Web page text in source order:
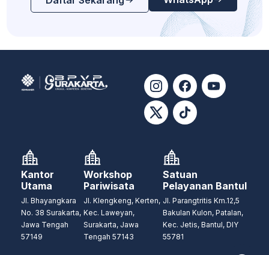
Kantor
Utama
Jl. Bhayangkara
No. 38 Surakarta,
Jawa Tengah
57149
Workshop
Pariwisata
Jl. Klengkeng, Kerten,
Kec. Laweyan,
Surakarta, Jawa
Tengah 57143
Satuan
Pelayanan Bantul
Jl. Parangtritis Km.12,5
Bakulan Kulon, Patalan,
Kec. Jetis, Bantul, DIY
55781